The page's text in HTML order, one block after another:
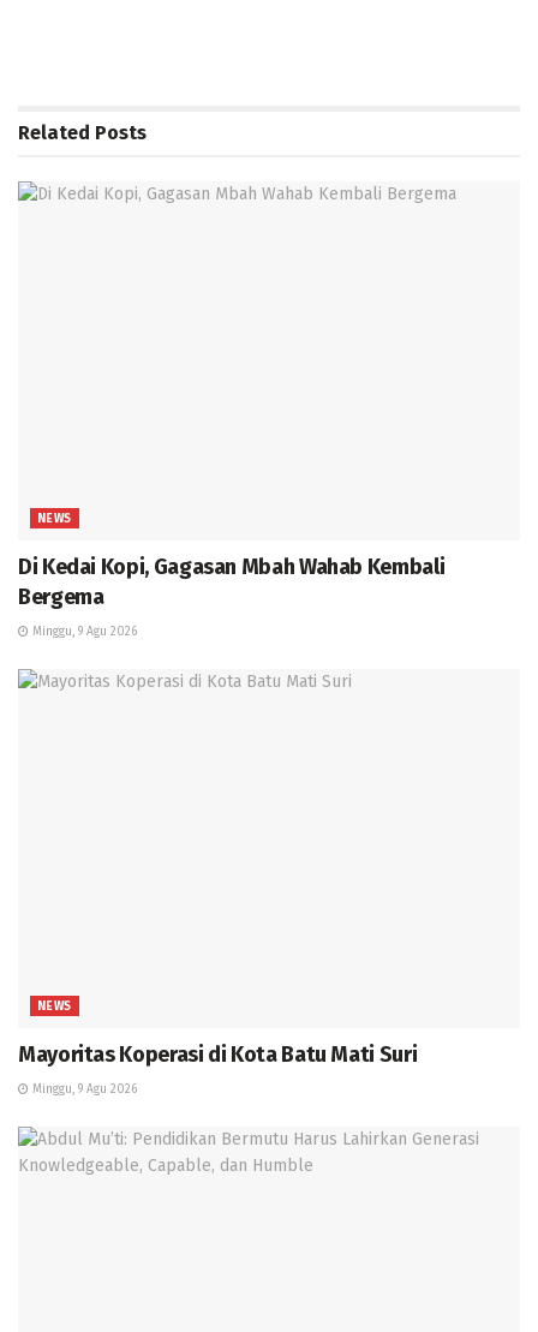
Related Posts
NEWS
Di Kedai Kopi, Gagasan Mbah Wahab Kembali
Bergema
Minggu, 9 Agu 2026
NEWS
Mayoritas Koperasi di Kota Batu Mati Suri
Minggu, 9 Agu 2026